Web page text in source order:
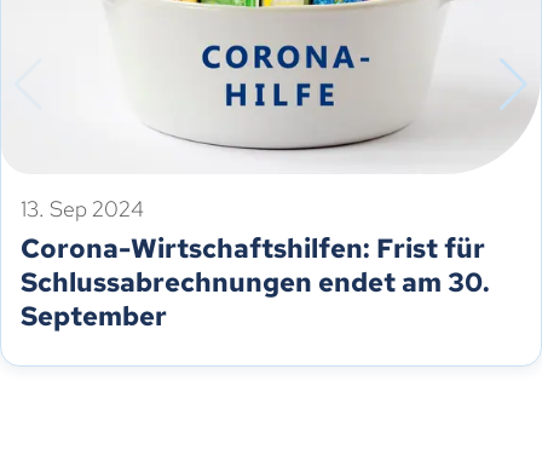
13. Sep 2024
Corona-Wirtschaftshilfen: Frist für
Schlussabrechnungen endet am 30.
September